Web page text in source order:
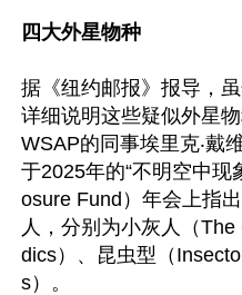
四大外星物种
据《纽约邮报》报导，
详细说明这些疑似外星
WSAP的同事埃里克‧戴
于2025年的“不明空中现
osure Fund）年会上指
人，分别为小灰人（
dics）、昆虫型（
s）。